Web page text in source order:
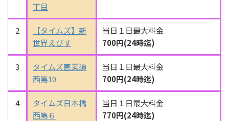
丁目
2
【タイムズ】新
世界えびす
当日１日最大料金
700円(24時迄)
3
タイムズ恵美須
西第10
当日１日最大料金
700円(24時迄)
4
タイムズ日本橋
西第６
当日１日最大料金
770円(24時迄)